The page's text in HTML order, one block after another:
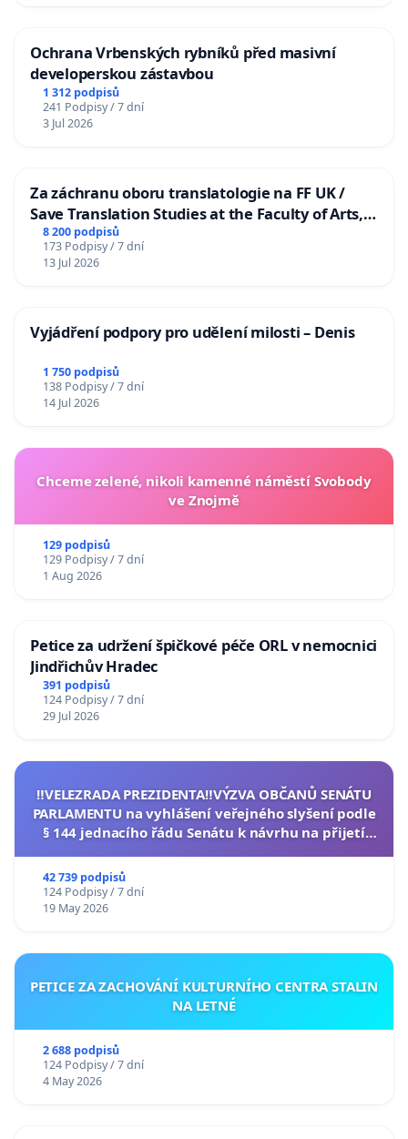
Ochrana Vrbenských rybníků před masivní
developerskou zástavbou
1 312 podpisů
241 Podpisy / 7 dní
3 Jul 2026
Za záchranu oboru translatologie na FF UK /
Save Translation Studies at the Faculty of Arts,
Charles University
8 200 podpisů
173 Podpisy / 7 dní
13 Jul 2026
Vyjádření podpory pro udělení milosti – Denis
1 750 podpisů
138 Podpisy / 7 dní
14 Jul 2026
Chceme zelené, nikoli kamenné náměstí Svobody
ve Znojmě
129 podpisů
129 Podpisy / 7 dní
1 Aug 2026
Petice za udržení špičkové péče ORL v nemocnici
Jindřichův Hradec
391 podpisů
124 Podpisy / 7 dní
29 Jul 2026
‼️VELEZRADA PREZIDENTA‼️VÝZVA OBČANŮ SENÁTU
PARLAMENTU na vyhlášení veřejného slyšení podle
§ 144 jednacího řádu Senátu k návrhu na přijetí
42 739 podpisů
124 Podpisy / 7 dní
19 May 2026
PETICE ZA ZACHOVÁNÍ KULTURNÍHO CENTRA STALIN
NA LETNÉ
2 688 podpisů
124 Podpisy / 7 dní
4 May 2026